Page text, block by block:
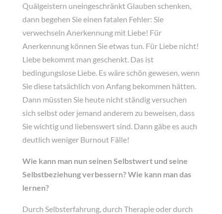
Quälgeistern uneingeschränkt Glauben schenken,
dann begehen Sie einen fatalen Fehler: Sie
verwechseln Anerkennung mit Liebe! Für
Anerkennung können Sie etwas tun. Für Liebe nicht!
Liebe bekommt man geschenkt. Das ist
bedingungslose Liebe. Es wäre schön gewesen, wenn
Sie diese tatsächlich von Anfang bekommen hätten.
Dann müssten Sie heute nicht ständig versuchen
sich selbst oder jemand anderem zu beweisen, dass
Sie wichtig und liebenswert sind. Dann gäbe es auch
deutlich weniger Burnout Fälle!
Wie kann man nun seinen Selbstwert und seine
Selbstbeziehung verbessern? Wie kann man das
lernen?
Durch Selbsterfahrung, durch Therapie oder durch